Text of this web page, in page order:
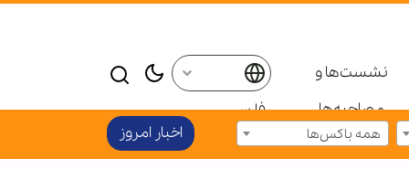
نشست‌ها و
مصاحبه‌ها
فارسی
همه باکس‌ها اخبار امروز